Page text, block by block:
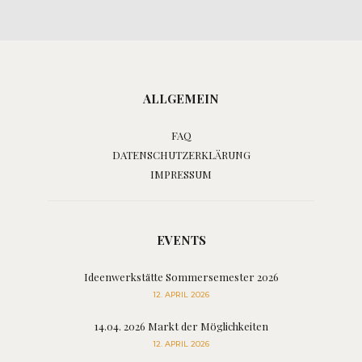
ALLGEMEIN
FAQ
DATENSCHUTZERKLÄRUNG
IMPRESSUM
EVENTS
Ideenwerkstätte Sommersemester 2026
12. APRIL 2026
14.04. 2026 Markt der Möglichkeiten
12. APRIL 2026